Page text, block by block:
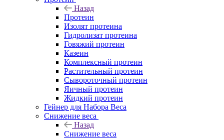
Назад
Протеин
Изолят протеина
Гидролизат протеина
Говяжий протеин
Казеин
Комплексный протеин
Растительный протеин
Сывороточный протеин
Яичный протеин
Жидкий протеин
Гейнер для Набора Веса
Снижение веса
Назад
Снижение веса